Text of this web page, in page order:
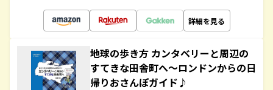
詳細を見る
地球の歩き方 カンタベリーと周辺の
すてきな田舎町へ～ロンドンからの日
帰りおさんぽガイド♪